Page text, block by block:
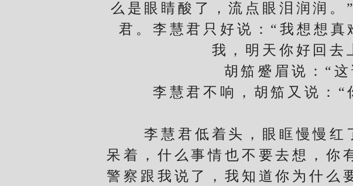
么是眼睛酸了，流点眼泪润润
君。李慧君只好说：“我想想
我，明天你好回去
胡笳蹙眉说：“这
李慧君不响，胡笳又说：“
李慧君低着头，眼眶慢慢红
呆着，什么事情也不要去想，你
警察跟我说了，我知道你为什么